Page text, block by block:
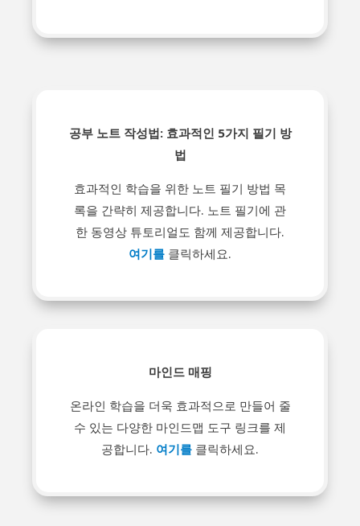
공부 노트 작성법: 효과적인 5가지 필기 방
법
효과적인 학습을 위한 노트 필기 방법 목
록을 간략히 제공합니다. 노트 필기에 관
한 동영상 튜토리얼도 함께 제공합니다.
여기를 클릭하세요.
마인드 매핑
온라인 학습을 더욱 효과적으로 만들어 줄
수 있는 다양한 마인드맵 도구 링크를 제
공합니다. 여기를 클릭하세요.